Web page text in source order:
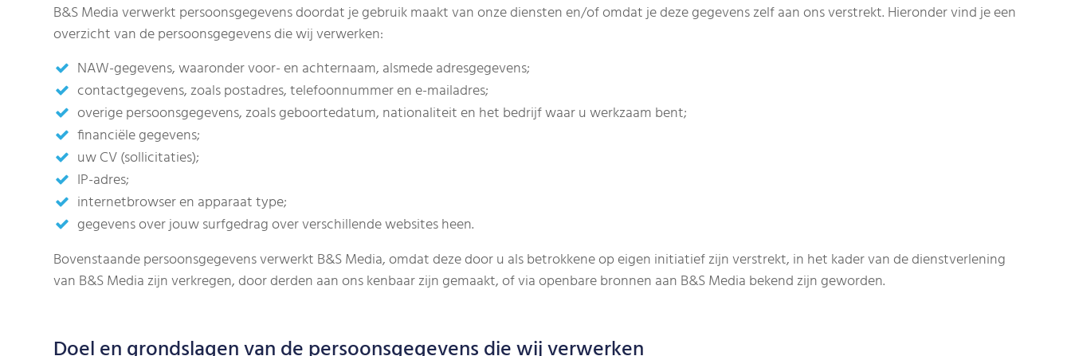
B&S Media verwerkt persoonsgegevens doordat je gebruik maakt van onze diensten en/of omdat je deze gegevens zelf aan ons verstrekt. Hieronder vind je een
overzicht van de persoonsgegevens die wij verwerken:
NAW-gegevens, waaronder voor- en achternaam, alsmede adresgegevens;
contactgegevens, zoals postadres, telefoonnummer en e-mailadres;
overige persoonsgegevens, zoals geboortedatum, nationaliteit en het bedrijf waar u werkzaam bent;
financiële gegevens;
uw CV (sollicitaties);
IP-adres;
internetbrowser en apparaat type;
gegevens over jouw surfgedrag over verschillende websites heen.
Bovenstaande persoonsgegevens verwerkt B&S Media, omdat deze door u als betrokkene op eigen initiatief zijn verstrekt, in het kader van de dienstverlening
van B&S Media zijn verkregen, door derden aan ons kenbaar zijn gemaakt, of via openbare bronnen aan B&S Media bekend zijn geworden.